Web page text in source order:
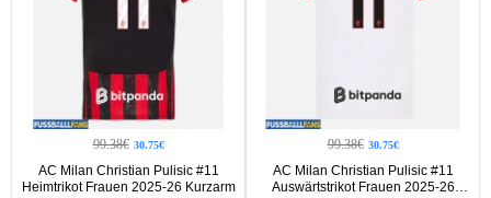
99.38€ 30.75€
AC Milan Christian Pulisic #11
Heimtrikot Frauen 2025-26 Kurzarm
99.38€ 30.75€
AC Milan Christian Pulisic #11
Auswärtstrikot Frauen 2025-26